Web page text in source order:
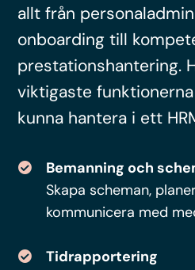
allt från
onboarding till
prestationshantering.
viktigaste
kunna hantera i ett
Bemanning och
Skapa scheman,
kommunicera med
Tidrapportering